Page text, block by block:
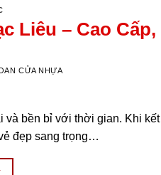
Liêu – Cao
CỬA NHỰA
bền bỉ với thời gian. Khi
đẹp sang trọng…